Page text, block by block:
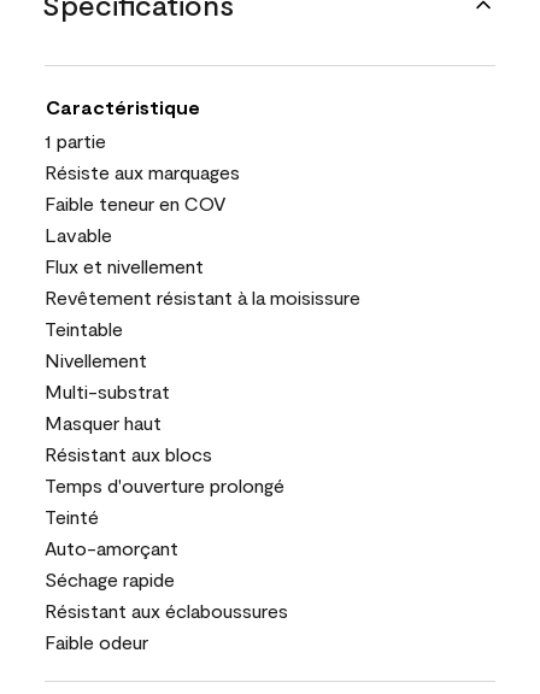
Caractéristique
1 partie
Résiste aux marquages
Faible teneur en COV
Lavable
Flux et nivellement
Revêtement résistant à la moisissure
Teintable
Nivellement
Multi-substrat
Masquer haut
Résistant aux blocs
Temps d'ouverture prolongé
Teinté
Auto-amorçant
Séchage rapide
Résistant aux éclaboussures
Faible odeur